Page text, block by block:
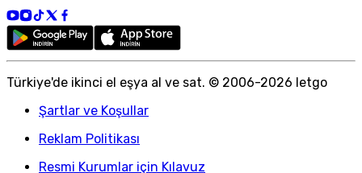
Türkiye'de ikinci el eşya al ve sat. © 2006-2026 letgo
Şartlar ve Koşullar
Reklam Politikası
Resmi Kurumlar için Kılavuz